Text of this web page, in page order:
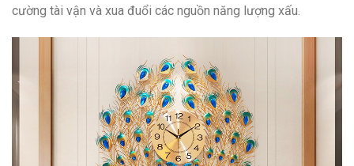
cường tài vận và xua đuổi các nguồn năng lượng xấu.